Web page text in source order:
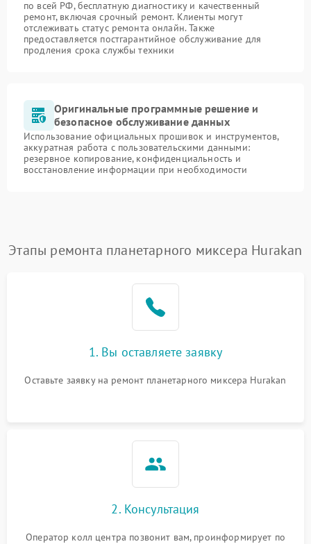
по всей РФ, бесплатную диагностику и качественный
ремонт, включая срочный ремонт. Клиенты могут
отслеживать статус ремонта онлайн. Также
предоставляется постгарантийное обслуживание для
продления срока службы техники
Оригинальные программные решение и
безопасное обслуживание данных
Использование официальных прошивок и инструментов,
аккуратная работа с пользовательскими данными:
резервное копирование, конфиденциальность и
восстановление информации при необходимости
Этапы ремонта планетарного миксера Hurakan
1. Вы оставляете заявку
Оставьте заявку на ремонт планетарного миксера Hurakan
2. Консультация
Оператор колл центра позвонит вам, проинформирует по